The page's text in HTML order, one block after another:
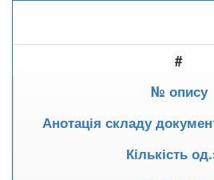
#
№ опису
Анотація складу
Кількість